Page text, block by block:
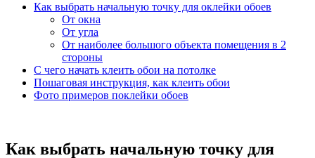
Как выбрать начальную точку для оклейки обоев
От окна
От угла
От наиболее большого объекта помещения в 2
стороны
С чего начать клеить обои на потолке
Пошаговая инструкция, как клеить обои
Фото примеров поклейки обоев
Как выбрать начальную точку для